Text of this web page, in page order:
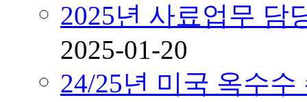
2025년 사료업무 담
2025-01-20
24/25년 미국 옥수